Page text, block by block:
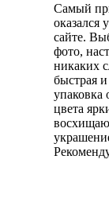
Самый
оказался
сайте.
фото,
никаких
быстрая
упаковка
цвета